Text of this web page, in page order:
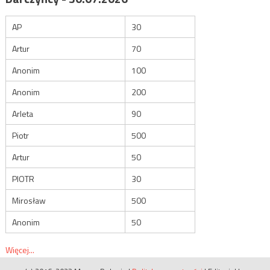
AP
30
Artur
70
Anonim
100
Anonim
200
Arleta
90
Piotr
500
Artur
50
PIOTR
30
Mirosław
500
Anonim
50
Więcej...